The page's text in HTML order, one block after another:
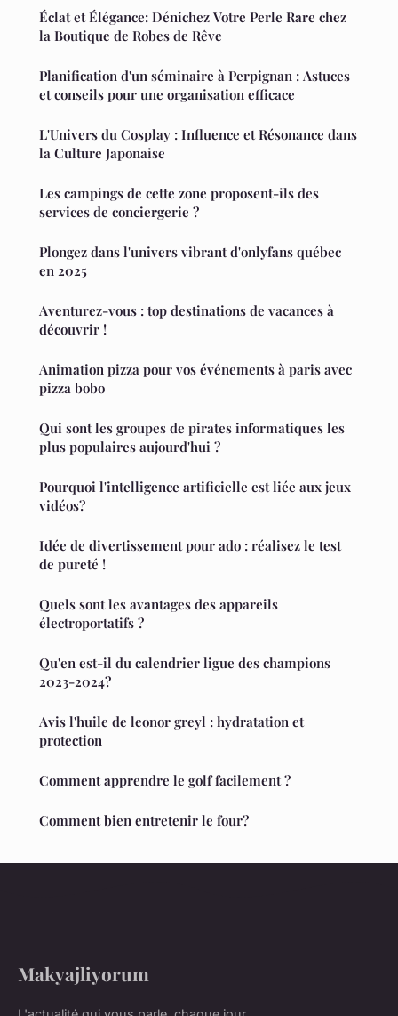
Éclat et Élégance: Dénichez Votre Perle Rare chez
la Boutique de Robes de Rêve
Planification d'un séminaire à Perpignan : Astuces
et conseils pour une organisation efficace
L'Univers du Cosplay : Influence et Résonance dans
la Culture Japonaise
Les campings de cette zone proposent-ils des
services de conciergerie ?
Plongez dans l'univers vibrant d'onlyfans québec
en 2025
Aventurez-vous : top destinations de vacances à
découvrir !
Animation pizza pour vos événements à paris avec
pizza bobo
Qui sont les groupes de pirates informatiques les
plus populaires aujourd'hui ?
Pourquoi l'intelligence artificielle est liée aux jeux
vidéos?
Idée de divertissement pour ado : réalisez le test
de pureté !
Quels sont les avantages des appareils
électroportatifs ?
Qu'en est-il du calendrier ligue des champions
2023-2024?
Avis l'huile de leonor greyl : hydratation et
protection
Comment apprendre le golf facilement ?
Comment bien entretenir le four?
Makyajliyorum